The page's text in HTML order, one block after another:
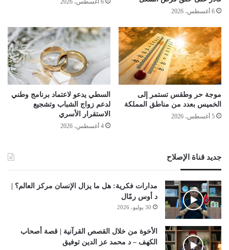
6 أغسطس، 2026
6 أغسطس، 2026
موجة حر وطقس تستمر إلى
الخميس بعدد من مناطق المملكة
5 أغسطس، 2026
السطي يدعو لاعتماد برنامج وطني
لدعم زواج الشباب وتشجيع
الاستقرار الأسري
4 أغسطس، 2026
جديد قناة الإصلاح
مدارات فكرية: هل ما يزال الإنسان مركز العالم؟ |
د أوس رمّال
30 يوليو، 2026
الأخوة من خلال القصص القرآنية | قصة أصحاب
الكهف – د محمد عز الدين توفيق